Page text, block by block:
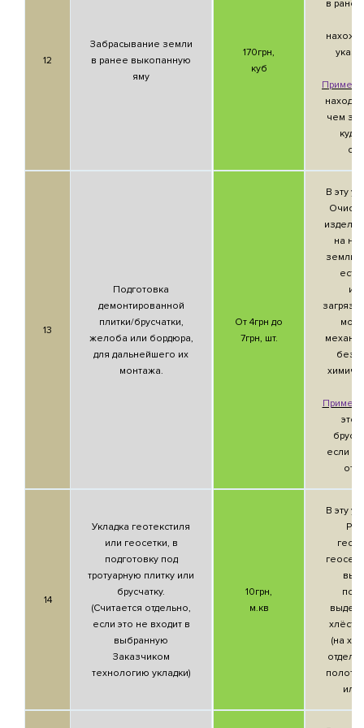
12
Забрасывание земли
в ранее выкопанную
яму
170грн,
куб
в
чем за
13
Подготовка
демонтированной
плитки/брусчатки,
желоба или бордюра,
для дальнейшего их
монтажа.
От 4грн до
7грн, шт.
В эту
на
земли,
без
это
если
14
Укладка геотекстиля
или геосетки, в
подготовку под
тротуарную плитку или
брусчатку.
(Считается отдельно,
если это не входит в
выбранную
Заказчиком
технологию укладки)
10грн,
м.кв
В эту
(на
или